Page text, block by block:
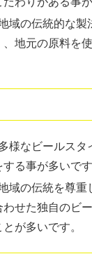
域の伝統的な製
地元の原料を
様なビールスタ
る事が多いです
域の伝統を尊重
せた独自のビ
が多いです。